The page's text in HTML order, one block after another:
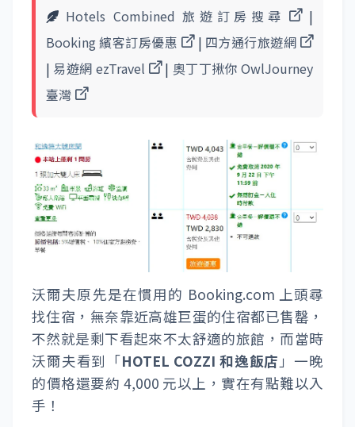
Hotels Combined 旅遊訂房搜尋
|
Booking 繽客訂房優惠
| 四方通行旅遊網
| 易遊網 ezTravel | 奧丁丁揪你 OwlJourney
臺灣
沃爾夫原先是在慣用的 Booking.com 上頭尋
找住宿，無奈靠近高雄巨蛋的住宿都已售罄，
不然就是剩下看起來不太舒適的旅館，而當時
沃爾夫看到「HOTEL COZZI 和逸飯店 」一晚
的價格還要約 4,000 元以上，實在有點難以入
手！